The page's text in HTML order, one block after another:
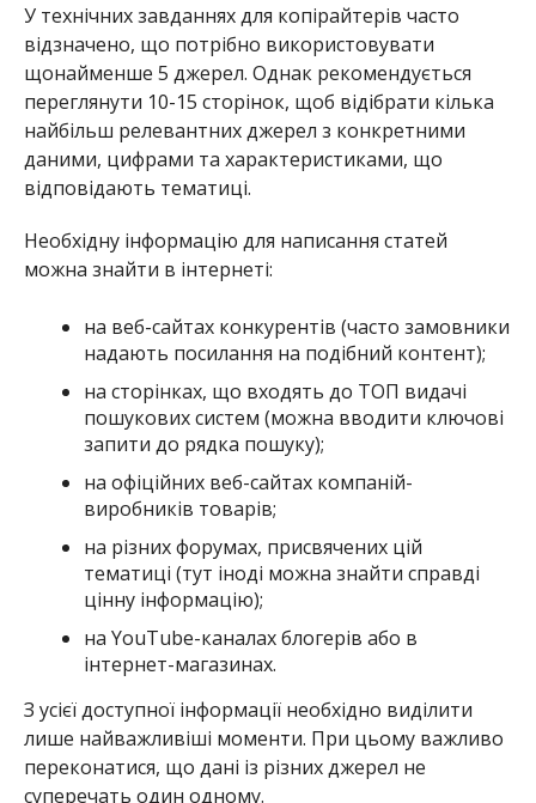
У технічних завданнях для копірайтерів часто
відзначено, що потрібно використовувати
щонайменше 5 джерел. Однак рекомендується
переглянути 10-15 сторінок, щоб відібрати кілька
найбільш релевантних джерел з конкретними
даними, цифрами та характеристиками, що
відповідають тематиці.
Необхідну інформацію для написання статей
можна знайти в інтернеті:
на веб-сайтах конкурентів (часто замовники
надають посилання на подібний контент);
на сторінках, що входять до ТОП видачі
пошукових систем (можна вводити ключові
запити до рядка пошуку);
на офіційних веб-сайтах компаній-
виробників товарів;
на різних форумах, присвячених цій
тематиці (тут іноді можна знайти справді
цінну інформацію);
на YouTube-каналах блогерів або в
інтернет-магазинах.
З усієї доступної інформації необхідно виділити
лише найважливіші моменти. При цьому важливо
переконатися, що дані із різних джерел не
суперечать один одному.